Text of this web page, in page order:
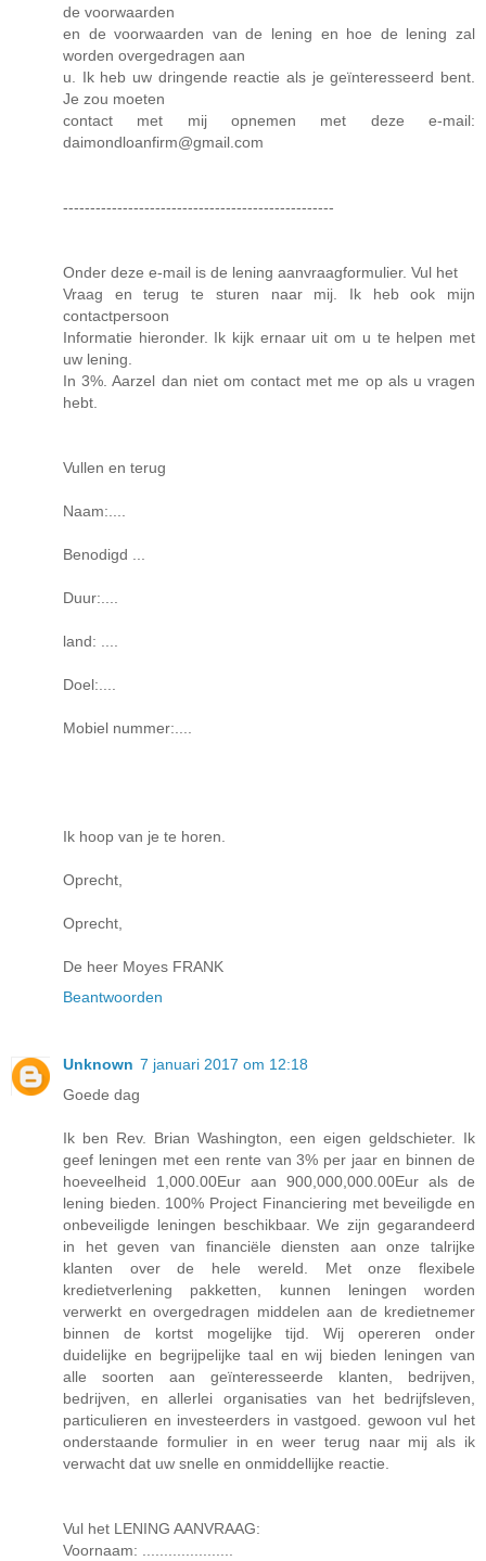
de voorwaarden
en de voorwaarden van de lening en hoe de lening zal
worden overgedragen aan
u. Ik heb uw dringende reactie als je geïnteresseerd bent.
Je zou moeten
contact met mij opnemen met deze e-mail:
daimondloanfirm@gmail.com
--------------------------------------------------
Onder deze e-mail is de lening aanvraagformulier. Vul het
Vraag en terug te sturen naar mij. Ik heb ook mijn
contactpersoon
Informatie hieronder. Ik kijk ernaar uit om u te helpen met
uw lening.
In 3%. Aarzel dan niet om contact met me op als u vragen
hebt.
Vullen en terug
Naam:....
Benodigd ...
Duur:....
land: ....
Doel:....
Mobiel nummer:....
Ik hoop van je te horen.
Oprecht,
Oprecht,
De heer Moyes FRANK
Beantwoorden
Unknown 7 januari 2017 om 12:18
Goede dag
Ik ben Rev. Brian Washington, een eigen geldschieter. Ik
geef leningen met een rente van 3% per jaar en binnen de
hoeveelheid 1,000.00Eur aan 900,000,000.00Eur als de
lening bieden. 100% Project Financiering met beveiligde en
onbeveiligde leningen beschikbaar. We zijn gegarandeerd
in het geven van financiële diensten aan onze talrijke
klanten over de hele wereld. Met onze flexibele
kredietverlening pakketten, kunnen leningen worden
verwerkt en overgedragen middelen aan de kredietnemer
binnen de kortst mogelijke tijd. Wij opereren onder
duidelijke en begrijpelijke taal en wij bieden leningen van
alle soorten aan geïnteresseerde klanten, bedrijven,
bedrijven, en allerlei organisaties van het bedrijfsleven,
particulieren en investeerders in vastgoed. gewoon vul het
onderstaande formulier in en weer terug naar mij als ik
verwacht dat uw snelle en onmiddellijke reactie.
Vul het LENING AANVRAAG:
Voornaam: .....................